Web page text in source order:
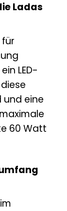
Ladas
LED-
und eine
60 Watt